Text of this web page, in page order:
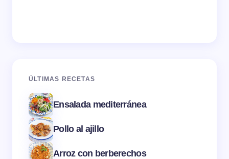
ÚLTIMAS RECETAS
Ensalada mediterránea
Pollo al ajillo
Arroz con berberechos